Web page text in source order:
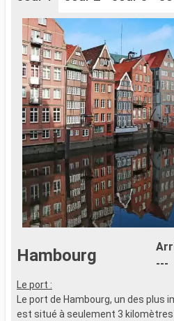
Hambourg
---
Le port :
Le port de Hambourg, un des plus
est situé à seulement 3